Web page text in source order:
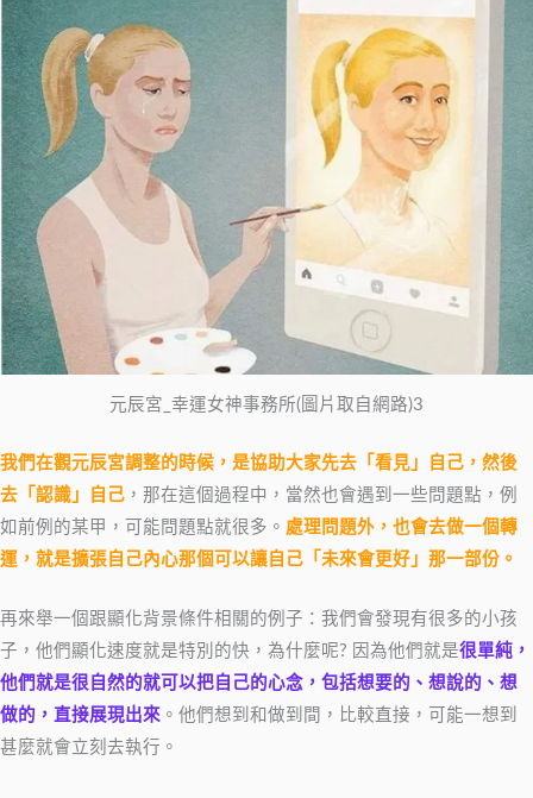
元辰宮_幸運女神事務所(圖片取自網路)3
我們在觀元辰宮調整的時候，是協助大家先去「看見」自己，然後
去「認識」自己 ，那在這個過程中，當然也會遇到一些問題點，例
如前例的某甲，可能問題點就很多。 處理問題外，也會去做一個轉
運，就是擴張自己內心那個可以讓自己「未來會更好」那一部份。
再來舉一個跟顯化背景條件相關的例子：我們會發現有很多的小孩
子，他們顯化速度就是特別的快，為什麼呢? 因為他們就是很單純，
他們就是很自然的就可以把自己的心念，包括想要的、想說的、想
做的，直接展現出來 。他們想到和做到間，比較直接，可能一想到
甚麼就會立刻去執行。